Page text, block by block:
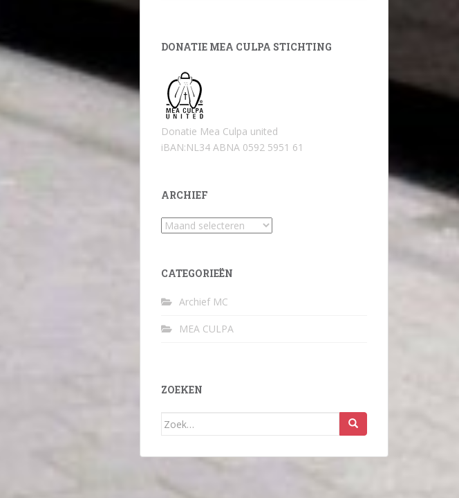
DONATIE MEA CULPA STICHTING
Donatie Mea Culpa united
iBAN:NL34 ABNA 0592 5951 61
ARCHIEF
Archief
CATEGORIEËN
Archief MC
MEA CULPA
ZOEKEN
Zoek